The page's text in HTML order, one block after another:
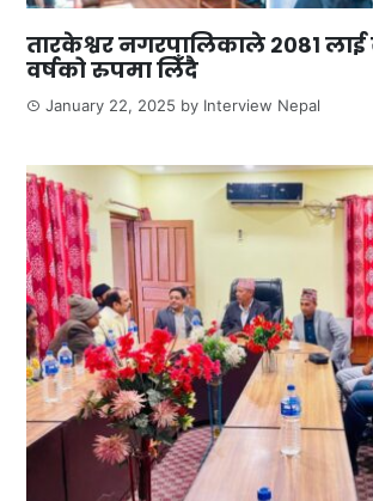
तारकेश्वर नगरपालिकाले २०८१ लाई
वर्षको रुपमा लिँदै
January 22, 2025 by Interview Nepal